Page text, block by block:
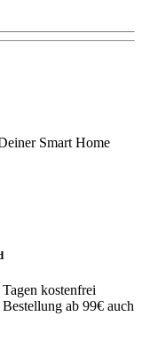
Smart Home
kostenfrei
ab 99€ auch